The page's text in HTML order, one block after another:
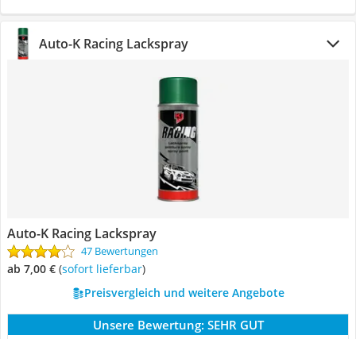
Auto-K Racing Lackspray
Auto-K Racing Lackspray
47 Bewertungen
ab 7,00 € ( Sofort lieferbar)
Preisvergleich und weitere Angebote
Unsere Bewertung: SEHR GUT